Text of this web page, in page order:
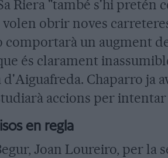
Riera "també s'hi
volen obrir noves
comportarà un augment
és clarament
d'Aiguafreda. Chaparro ja
accions per
en regla
Joan Loureiro, per la